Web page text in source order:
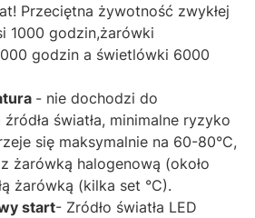
Przeciętna żywotność zwykłej
1000 godzin,żarówki
godzin a świetlówki 6000
- nie dochodzi do
światła, minimalne ryzyko
się maksymalnie na 60-80°C,
żarówką halogenową (około
żarówką (kilka set °C).
start- Zródło światła LED